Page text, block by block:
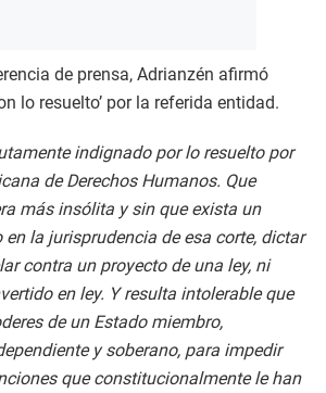
de prensa, Adrianzén afirmó
lo resuelto’ por la referida entidad.
indignado por lo resuelto por
de Derechos Humanos. Que
más insólita y sin que exista un
en la jurisprudencia de esa corte, dictar
contra un proyecto de una ley, ni
en ley. Y resulta intolerable que
de un Estado miembro,
y soberano, para impedir
que constitucionalmente le han